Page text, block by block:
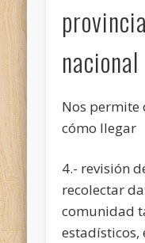
nacional
Nos permite
cómo llegar
4.- revisión
recolectar
comunidad
estadísticos,